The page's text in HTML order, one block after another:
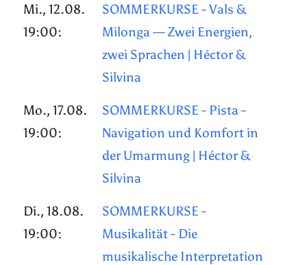
Mi., 12.08.
19:00:
SOMMERKURSE - Vals &
Milonga — Zwei Energien,
zwei Sprachen | Héctor &
Silvina
Mo., 17.08.
19:00:
SOMMERKURSE - Pista -
Navigation und Komfort in
der Umarmung | Héctor &
Silvina
Di., 18.08.
19:00:
SOMMERKURSE -
Musikalität - Die
musikalische Interpretation